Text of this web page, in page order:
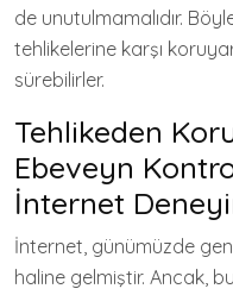
de unutulmamalıdır.
tehlikelerine karşı
sürebilirler.
Tehlikeden
Ebeveyn
İnternet
İnternet, günümüzde
haline gelmiştir. Ancak,